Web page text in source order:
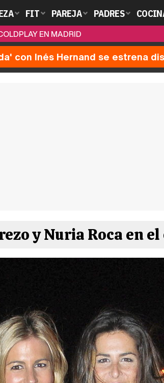
FIT PAREJA PADRES
EN MADRID
con Inés Hernand se estrena
y Nuria Roca en